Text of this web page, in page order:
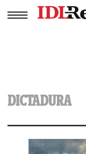
DICTADURA